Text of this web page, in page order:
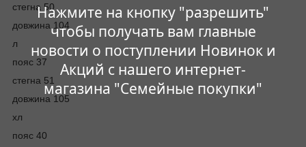
Нажмите на кнопку "разрешить"
чтобы получать вам главные
новости о поступлении Новинок и
Акций с нашего интернет-
магазина "Семейные покупки"
стегна 50
довжина 104
л
пояс 37
стегна 51
довжина 105
хл
пояс 40